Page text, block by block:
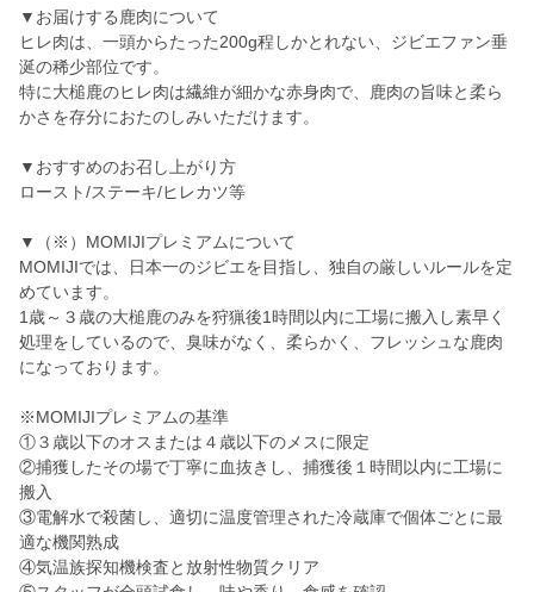
▼お届けする鹿肉について
ヒレ肉は、一頭からたった200g程しかとれない、ジビエファン垂
涎の稀少部位です。
特に大槌鹿のヒレ肉は繊維が細かな赤身肉で、鹿肉の旨味と柔ら
かさを存分におたのしみいただけます。
▼おすすめのお召し上がり方
ロースト/ステーキ/ヒレカツ等
▼（※）MOMIJIプレミアムについて
MOMIJIでは、日本一のジビエを目指し、独自の厳しいルールを定
めています。
1歳～３歳の大槌鹿のみを狩猟後1時間以内に工場に搬入し素早く
処理をしているので、臭味がなく、柔らかく、フレッシュな鹿肉
になっております。
※MOMIJIプレミアムの基準
①３歳以下のオスまたは４歳以下のメスに限定
②捕獲したその場で丁寧に血抜きし、捕獲後１時間以内に工場に
搬入
③電解水で殺菌し、適切に温度管理された冷蔵庫で個体ごとに最
適な機関熟成
④気温族探知機検査と放射性物質クリア